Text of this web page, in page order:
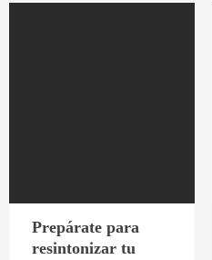
Prepárate para
resintonizar tu